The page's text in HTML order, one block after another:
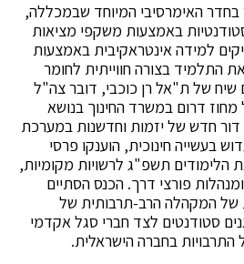
בחדר האימרסיבי המיוחד שבמכללה,
באמצעות משקפי מציאות
למידה אינטראקיבית באמצעות
התלמיד בצורה חווייתית לחומר
של ת"אל רן כוכבי, דובר צה"ל
דרום במשרד החינוך בנושא
דור חדש של יזמות וחדשנות במערכת
בעשייה חינוכית, הוענקו פרסי
הלימודים תשפ"ג לרשויות מקומיות,
פורצי דרך. הכנס הסתיים
של המקהלה הרב-תרבותית של
סטודנטים לצד חברי סגל אקדמי
התרבויות בחברה הישראלית.